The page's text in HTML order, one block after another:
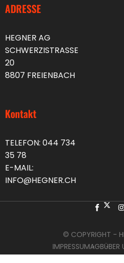
ADRESSE
HEGNER AG
SCHWERZISTRASSE
20
8807 FREIENBACH
Kontakt
TELEFON: 044 734
35 78
E-MAIL:
INFO@HEGNER.CH
© COPYRIGHT -
IMPRESSUMAGBÜBER